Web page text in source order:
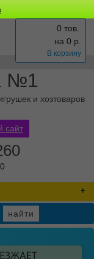
№1
и хозтоваров
0 тов.
на 0 р.
В корзину
сайт
найти